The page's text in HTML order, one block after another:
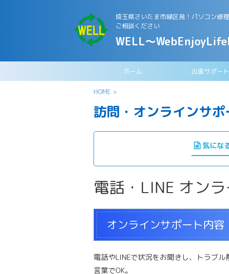
埼玉県さいたま市緑区発！パソコン修
ご相談ください
WELL～
ホーム 出張サポート
HOME >
訪問・オンラインサ
気にな
電話・LINE オン
オンラインサポート内容
電話やLINEで状況をお聞きし、トラブ
言葉でOK。